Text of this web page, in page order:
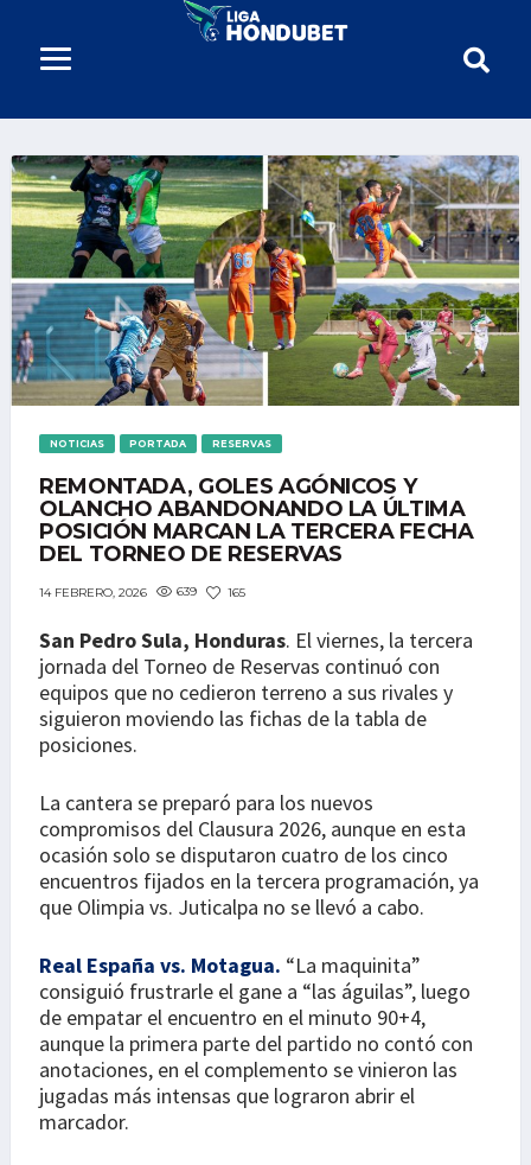
NOTICIAS PORTADA RESERVAS
REMONTADA, GOLES AGÓNICOS Y
OLANCHO ABANDONANDO LA ÚLTIMA
POSICIÓN MARCAN LA TERCERA FECHA
DEL TORNEO DE RESERVAS
14 FEBRERO, 2026 639 165
San Pedro Sula, Honduras. El viernes, la tercera
jornada del Torneo de Reservas continuó con
equipos que no cedieron terreno a sus rivales y
siguieron moviendo las fichas de la tabla de
posiciones.
La cantera se preparó para los nuevos
compromisos del Clausura 2026, aunque en esta
ocasión solo se disputaron cuatro de los cinco
encuentros fijados en la tercera programación, ya
que Olimpia vs. Juticalpa no se llevó a cabo.
Real España vs. Motagua. “La maquinita”
consiguió frustrarle el gane a “las águilas”, luego
de empatar el encuentro en el minuto 90+4,
aunque la primera parte del partido no contó con
anotaciones, en el complemento se vinieron las
jugadas más intensas que lograron abrir el
marcador.